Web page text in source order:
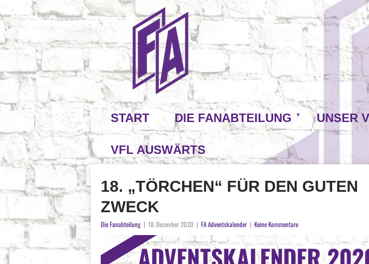
START DIE FANABTEILUNG UNSER
VFL AUSWÄRTS
18. „TÖRCHEN“ FÜR DEN GUTEN
ZWECK
Die Fanabteilung | 18. Dezember 2020 | FA Adventskalender | Keine Kommentare